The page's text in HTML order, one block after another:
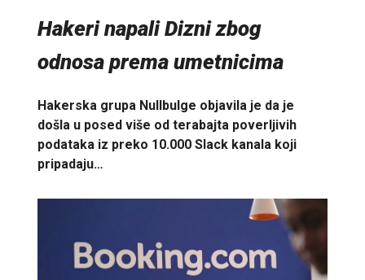
Hakeri napali Dizni zbog
odnosa prema umetnicima
Hakerska grupa Nullbulge objavila je da je
došla u posed više od terabajta poverljivih
podataka iz preko 10.000 Slack kanala koji
pripadaju…